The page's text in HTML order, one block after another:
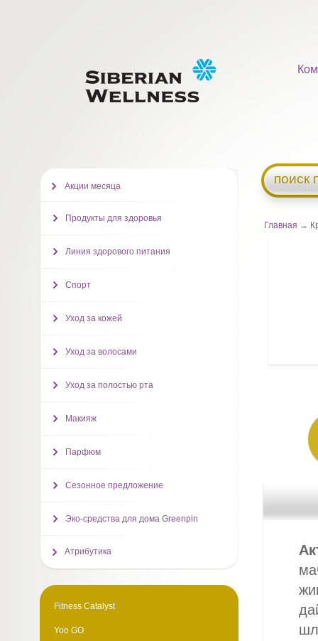
поиск
Главная →
Акции месяца
Продукты для здоровья
Линия здорового питания
Спорт
Уход за кожей
Уход за волосами
Уход за полостью рта
Макияж
Парфюм
Сезонное предложение
Эко-средства для дома Greenpin
Атрибутика
Fitness Catalyst
Yoo GO